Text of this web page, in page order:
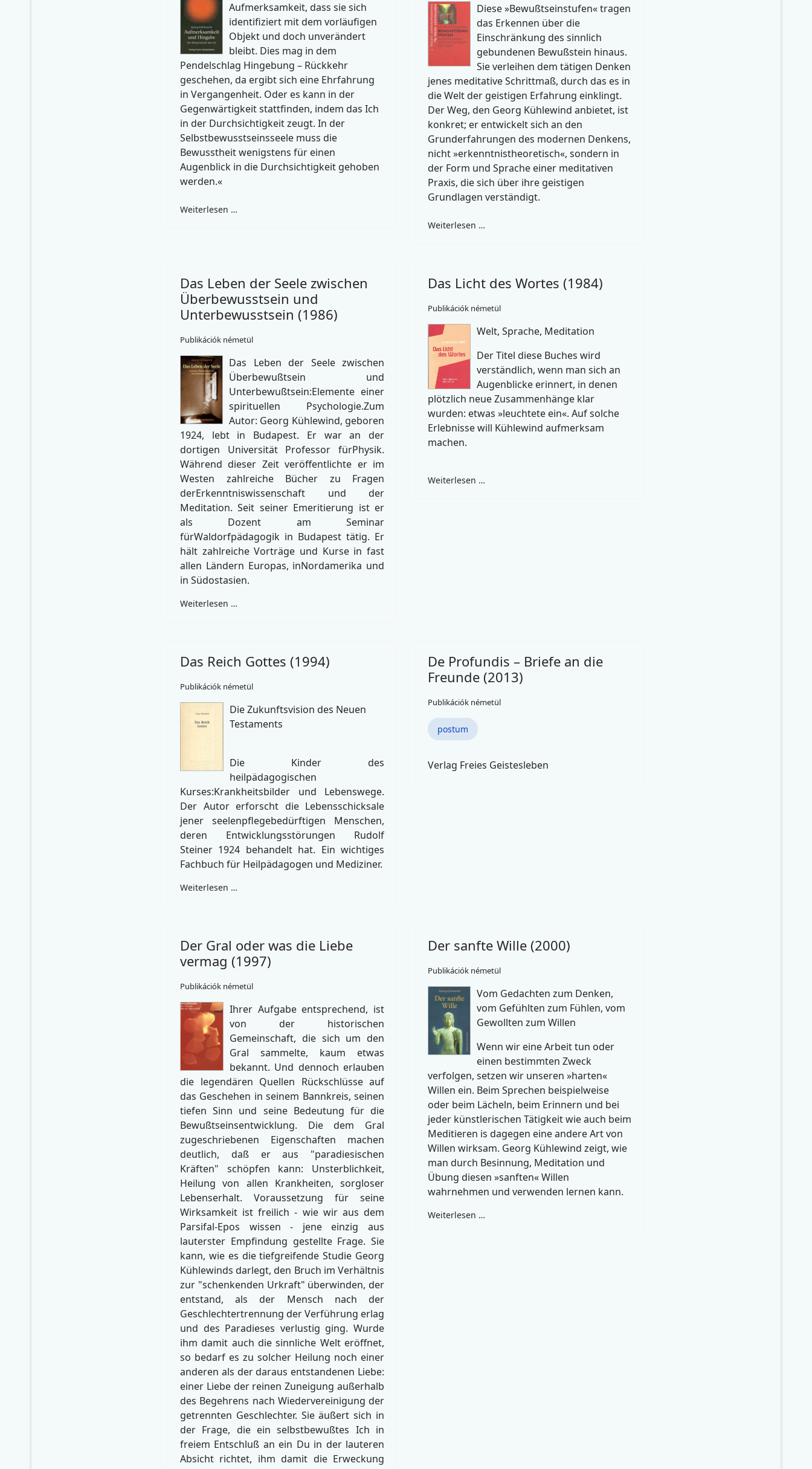
Aufmerksamkeit, dass sie sich
identifiziert mit dem vorläufigen
Objekt und doch unverändert
bleibt. Dies mag in dem
Pendelschlag Hingebung – Rückkehr
geschehen, da ergibt sich eine Ehrfahrung
in Vergangenheit. Oder es kann in der
Gegenwärtigkeit stattfinden, indem das Ich
in der Durchsichtigkeit zeugt. In der
Selbstbewusstseinsseele muss die
Bewusstheit wenigstens für einen
Augenblick in die Durchsichtigkeit gehoben
werden.«
Weiterlesen …
Diese »Bewußtseinstufen« tragen
das Erkennen über die
Einschränkung des sinnlich
gebundenen Bewußstein hinaus.
Sie verleihen dem tätigen Denken
jenes meditative Schrittmaß, durch das es in
die Welt der geistigen Erfahrung einklingt.
Der Weg, den Georg Kühlewind anbietet, ist
konkret; er entwickelt sich an den
Grunderfahrungen des modernen Denkens,
nicht »erkenntnistheoretisch«, sondern in
der Form und Sprache einer meditativen
Praxis, die sich über ihre geistigen
Grundlagen verständigt.
Weiterlesen …
Das Leben der Seele zwischen
Überbewusstsein und
Unterbewusstsein (1986)
Publikációk németül
Das Leben der Seele zwischen
Überbewußtsein und
Unterbewußtsein:Elemente einer
spirituellen Psychologie.Zum
Autor: Georg Kühlewind, geboren
1924, lebt in Budapest. Er war an der
dortigen Universität Professor fürPhysik.
Während dieser Zeit veröffentlichte er im
Westen zahlreiche Bücher zu Fragen
derErkenntniswissenschaft und der
Meditation. Seit seiner Emeritierung ist er
als Dozent am Seminar
fürWaldorfpädagogik in Budapest tätig. Er
hält zahlreiche Vorträge und Kurse in fast
allen Ländern Europas, inNordamerika und
in Südostasien.
Weiterlesen …
Das Licht des Wortes (1984)
Publikációk németül
Welt, Sprache, Meditation
Der Titel diese Buches wird
verständlich, wenn man sich an
Augenblicke erinnert, in denen
plötzlich neue Zusammenhänge klar
wurden: etwas »leuchtete ein«. Auf solche
Erlebnisse will Kühlewind aufmerksam
machen.
Weiterlesen …
Das Reich Gottes (1994)
Publikációk németül
Die Zukunftsvision des Neuen
Testaments
Die Kinder des
heilpädagogischen
Kurses:Krankheitsbilder und Lebenswege.
Der Autor erforscht die Lebensschicksale
jener seelenpflegebedürftigen Menschen,
deren Entwicklungsstörungen Rudolf
Steiner 1924 behandelt hat. Ein wichtiges
Fachbuch für Heilpädagogen und Mediziner.
Weiterlesen …
De Profundis – Briefe an die
Freunde (2013)
Publikációk németül
postum
Verlag Freies Geistesleben
Der Gral oder was die Liebe
vermag (1997)
Publikációk németül
Ihrer Aufgabe entsprechend, ist
von der historischen
Gemeinschaft, die sich um den
Gral sammelte, kaum etwas
bekannt. Und dennoch erlauben
die legendären Quellen Rückschlüsse auf
das Geschehen in seinem Bannkreis, seinen
tiefen Sinn und seine Bedeutung für die
Bewußtseinsentwicklung. Die dem Gral
zugeschriebenen Eigenschaften machen
deutlich, daß er aus "paradiesischen
Kräften" schöpfen kann: Unsterblichkeit,
Heilung von allen Krankheiten, sorgloser
Lebenserhalt. Voraussetzung für seine
Wirksamkeit ist freilich - wie wir aus dem
Parsifal-Epos wissen - jene einzig aus
lauterster Empfindung gestellte Frage. Sie
kann, wie es die tiefgreifende Studie Georg
Kühlewinds darlegt, den Bruch im Verhältnis
zur "schenkenden Urkraft" überwinden, der
entstand, als der Mensch nach der
Geschlechtertrennung der Verführung erlag
und des Paradieses verlustig ging. Wurde
ihm damit auch die sinnliche Welt eröffnet,
so bedarf es zu solcher Heilung noch einer
anderen als der daraus entstandenen Liebe:
einer Liebe der reinen Zuneigung außerhalb
des Begehrens nach Wiedervereinigung der
getrennten Geschlechter. Sie äußert sich in
der Frage, die ein selbstbewußtes Ich in
freiem Entschluß an ein Du in der lauteren
Absicht richtet, ihm damit die Erweckung
Der sanfte Wille (2000)
Publikációk németül
Vom Gedachten zum Denken,
vom Gefühlten zum Fühlen, vom
Gewollten zum Willen
Wenn wir eine Arbeit tun oder
einen bestimmten Zweck
verfolgen, setzen wir unseren »harten«
Willen ein. Beim Sprechen beispielweise
oder beim Lächeln, beim Erinnern und bei
jeder künstlerischen Tätigkeit wie auch beim
Meditieren is dagegen eine andere Art von
Willen wirksam. Georg Kühlewind zeigt, wie
man durch Besinnung, Meditation und
Übung diesen »sanften« Willen
wahrnehmen und verwenden lernen kann.
Weiterlesen …